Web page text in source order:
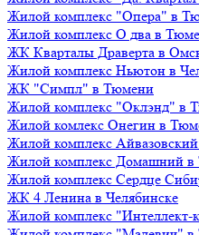
Жилой комплекс "Опера" в
Жилой комплекс О два в
ЖК Кварталы Драверта в
Жилой комплекс Ньютон в
ЖК "Симпл" в Тюмени
Жилой комплекс "Оклэнд" в
Жилой комлекс Онегин в
Жилой комплекс
Жилой комплекс Домашний
Жилой комплекс Сердце
ЖК 4 Ленина в Челябинске
Жилой комплекс "Интеллект-